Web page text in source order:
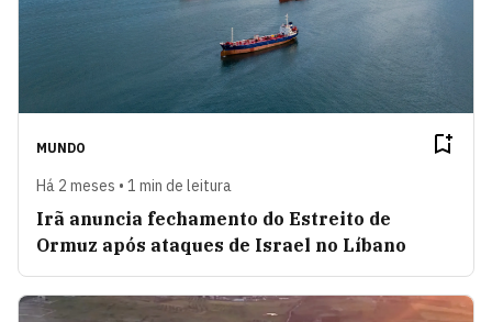
MUNDO
Há 2 meses • 1 min de leitura
Irã anuncia fechamento do Estreito de
Ormuz após ataques de Israel no Líbano